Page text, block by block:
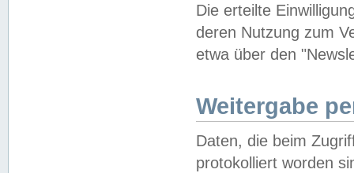
Die erteilte
deren Nutzung zum
etwa über den
Weitergabe
Daten, die beim
protokolliert worden